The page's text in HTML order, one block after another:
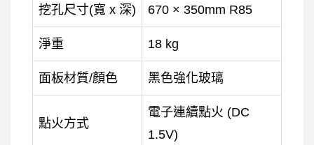
挖孔尺寸(寬 x 深) 670 × 350mm R85
淨重 18 kg
面板材質/顏色 黑色強化玻璃
點火方式
電子連續點火 (DC
1.5V)